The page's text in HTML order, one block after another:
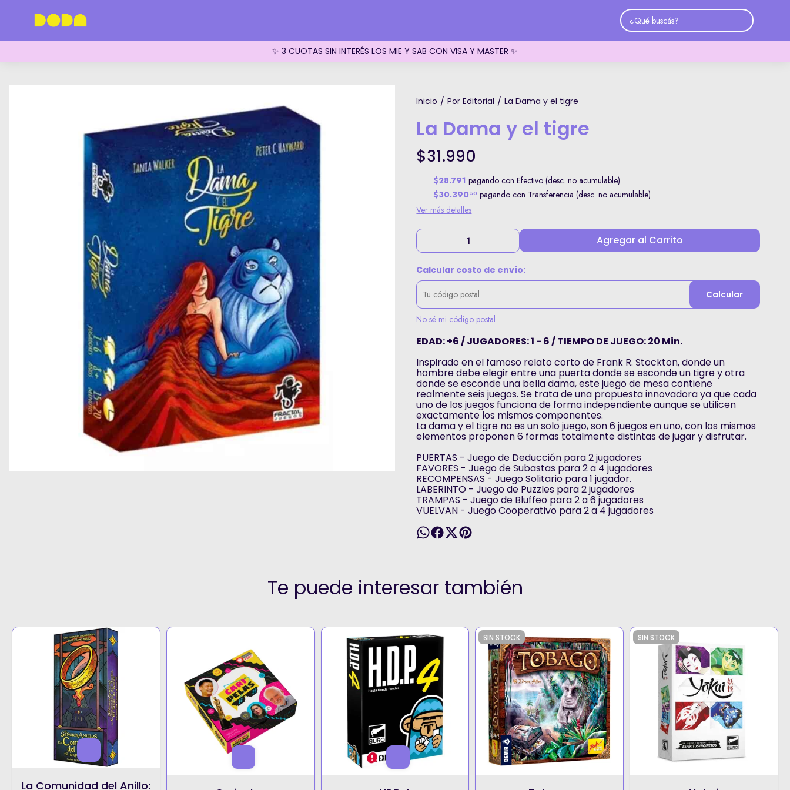
✨ 3 CUOTAS SIN INTERÉS LOS MIE Y SAB CON VISA Y MASTER ✨
Inicio / Por Editorial / La Dama y el tigre
La Dama y el tigre
$31.990
$28.791 pagando con Efectivo (desc. no acumulable)
$30.390 50 pagando con Transferencia (desc. no acumulable)
Ver más detalles
Agregar al Carrito
Calcular costo de envío:
Calcular
No sé mi código postal
EDAD: +6 / JUGADORES: 1 - 6 / TIEMPO DE JUEGO: 20 Min.
Inspirado en el famoso relato corto de Frank R. Stockton, donde un
hombre debe elegir entre una puerta donde se esconde un tigre y otra
donde se esconde una bella dama, este juego de mesa contiene
realmente seis juegos. Se trata de una propuesta innovadora ya que cada
uno de los juegos funciona de forma independiente aunque se utilicen
exactamente los mismos componentes.
La dama y el tigre no es un solo juego, son 6 juegos en uno, con los mismos
elementos proponen 6 formas totalmente distintas de jugar y disfrutar.
PUERTAS - Juego de Deducción para 2 jugadores
FAVORES - Juego de Subastas para 2 a 4 jugadores
RECOMPENSAS - Juego Solitario para 1 jugador.
LABERINTO - Juego de Puzzles para 2 jugadores
TRAMPAS - Juego de Bluffeo para 2 a 6 jugadores
VUELVAN - Juego Cooperativo para 2 a 4 jugadores
Te puede interesar también
La Comunidad del Anillo:
SIN STOCK SIN STOCK